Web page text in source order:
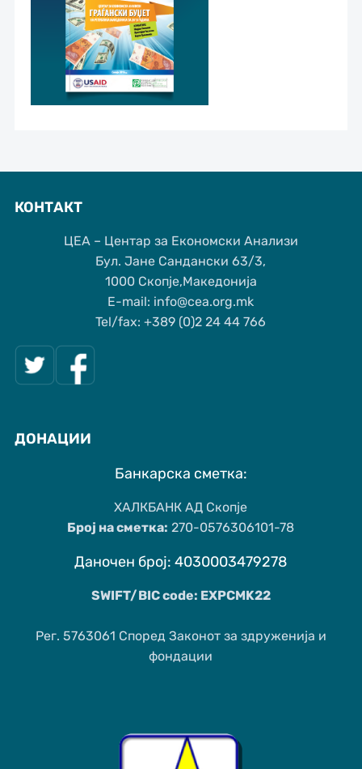
КОНТАКТ
ЦЕА – Центар за Економски Анализи
Бул. Јане Сандански 63/3,
1000 Скопје,Македонија
Е-mail: info@cea.org.mk
Tel/fax: +389 (0)2 24 44 766
ДОНАЦИИ
Банкарска сметка:
ХАЛКБАНК АД Скопје
Број на сметка: 270-0576306101-78
Даночен број: 4030003479278
SWIFT/BIC code: EXPCMK22
Рег. 5763061 Според Законот за здруженија и
фондации